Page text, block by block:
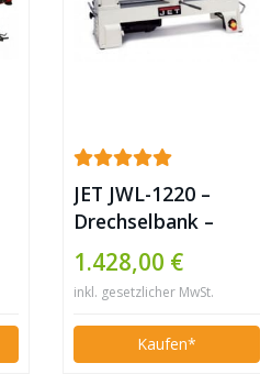
JET JWL-1220 –
Drechselbank –
230V
1.428,00 €
inkl. gesetzlicher MwSt.
Kaufen*